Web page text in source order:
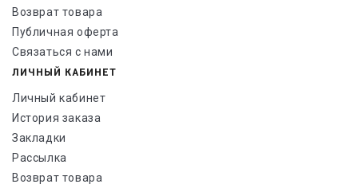
Возврат товара
Публичная оферта
Связаться с нами
ЛИЧНЫЙ КАБИНЕТ
Личный кабинет
История заказа
Закладки
Рассылка
Возврат товара